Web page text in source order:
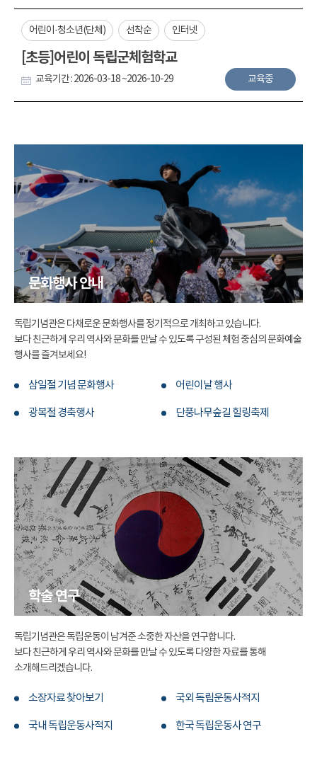
어린이·청소년(단체) 선착순 인터넷
[초등]어린이 독립군체험학교
교육기간 : 2026-03-18 ~2026-10-29 교육중
문화행사 안내
독립기념관은 다채로운 문화행사를 정기적으로 개최하고 있습니다.
보다 친근하게 우리 역사와 문화를 만날 수 있도록 구성된 체험 중심의 문화예술
행사를 즐겨보세요!
삼일절 기념 문화행사 어린이날 행사
광복절 경축행사 단풍나무숲길 힐링축제
학술 연구
독립기념관은 독립운동이 남겨준 소중한 자산을 연구합니다.
보다 친근하게 우리 역사와 문화를 만날 수 있도록 다양한 자료를 통해
소개해드리겠습니다.
소장자료 찾아보기 국외 독립운동사적지
국내 독립운동사적지 한국 독립운동사 연구